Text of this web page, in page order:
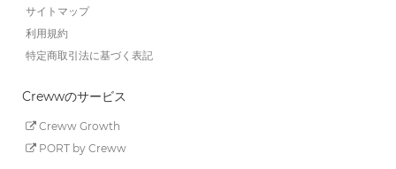
サイトマップ
利用規約
特定商取引法に基づく表記
Crewwのサービス
Creww Growth
PORT by Creww